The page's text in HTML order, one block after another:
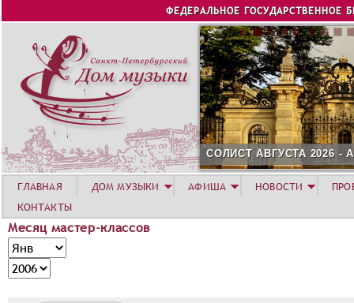
Jump to navigation
ФЕДЕРАЛЬНОЕ ГОСУДАРСТВЕННОЕ
СОЛИСТ АВГУСТА 2026 -
Месяц мастер-классов
М
е
с
М
е
с
Г
о
ГЛАВНАЯ ДОМ МУЗЫКИ АФИША НОВОСТИ
КОНТАКТЫ